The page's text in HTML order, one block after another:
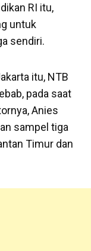
RI itu,
untuk
sendiri.
itu, NTB
pada saat
Anies
sampel tiga
Timur dan